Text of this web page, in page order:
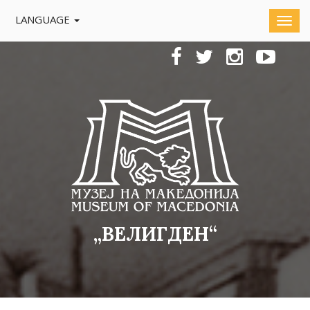
LANGUAGE
„ВЕЛИГДЕН“